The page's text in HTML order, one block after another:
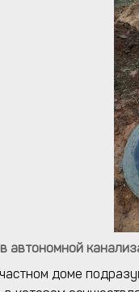
автономной
доме